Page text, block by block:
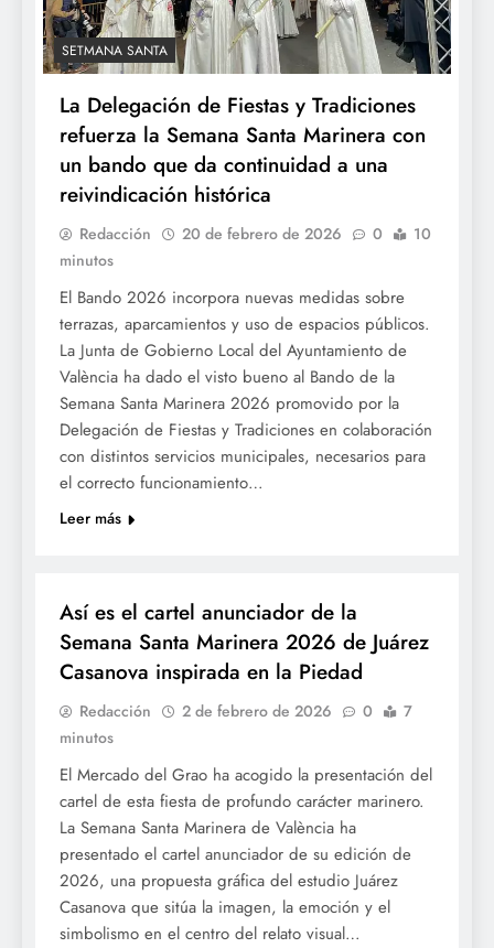
SETMANA SANTA
La Delegación de Fiestas y Tradiciones
refuerza la Semana Santa Marinera con
un bando que da continuidad a una
reivindicación histórica
Redacción 20 de febrero de 2026 0
10
minutos
El Bando 2026 incorpora nuevas medidas sobre
terrazas, aparcamientos y uso de espacios públicos.
La Junta de Gobierno Local del Ayuntamiento de
València ha dado el visto bueno al Bando de la
Semana Santa Marinera 2026 promovido por la
Delegación de Fiestas y Tradiciones en colaboración
con distintos servicios municipales, necesarios para
el correcto funcionamiento…
Leer más
Así es el cartel anunciador de la
Semana Santa Marinera 2026 de Juárez
Casanova inspirada en la Piedad
Redacción 2 de febrero de 2026 0
7
minutos
El Mercado del Grao ha acogido la presentación del
cartel de esta fiesta de profundo carácter marinero.
La Semana Santa Marinera de València ha
presentado el cartel anunciador de su edición de
2026, una propuesta gráfica del estudio Juárez
Casanova que sitúa la imagen, la emoción y el
simbolismo en el centro del relato visual…